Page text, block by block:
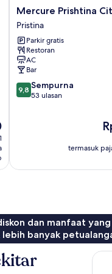
Mercure
Prishtina
City
Pristina
Mercure Prishtina
Pristina
Parkir gratis
Restoran
AC
Bar
9.8
dari
9,8 Sempurna
53 ulasan
termasuk
dan manfaat
banyak